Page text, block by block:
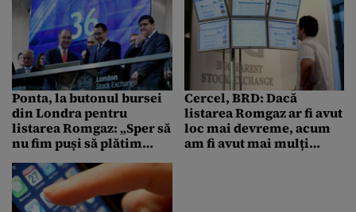
Ponta, la butonul bursei
din Londra pentru
listarea Romgaz: „Sper să
nu fim puși să plătim
obișnuit”
Cercel, BRD: Dacă
listarea Romgaz ar fi avut
loc mai devreme, acum
am fi avut mai mulți